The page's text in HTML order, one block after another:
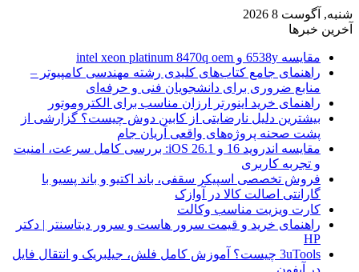
شنبه, آگوست 8 2026
آخرین خبرها
مقایسه 6538y و intel xeon platinum 8470q oem
راهنمای جامع کتاب‌های کلیدی رشته مهندسی کامپیوتر –
منابع ضروری برای دانشجویان فنی و حرفه‌ای
راهنمای خرید اینورتر ارزان مناسب برای الکتروموتور
بیشترین دلیل نارضایتی از کابین دوش چیست؟ گزارشی از
پشت صحنه پروژه‌های واقعی آریان جام
مقایسه اندروید 16 و iOS 26.1: بررسی کامل سرعت، امنیت
و تجربه کاربری
فروش تخصصی اسپیکر سقفی، باند اکتیو و باند پسیو با
گارانتی اصالت کالا در آوازک
کارت ویزیت مناسب وکالت
راهنمای خرید و قیمت سرور هاست و سرور دیتاسنتر | دکتر
HP
3uTools چیست؟ آموزش کامل فلش، جیلبریک و انتقال فایل
در آیفون